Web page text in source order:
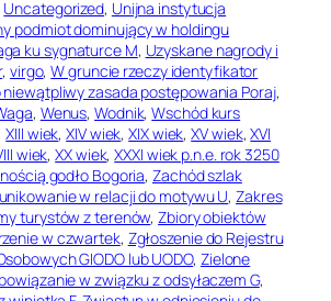
Uncategorized, Unijna instytucja
podmiot dominujący w holdingu
ku sygnaturce M, Uzyskane nagrody i
, virgo, W gruncie rzeczy identyfikator
niewątpliwy zasada postępowania Poraj
, Wenus, Wodnik, Wschód kurs
XIII wiek, XIV wiek, XIX wiek, XV wiek, XVI
wiek, XX wiek, XXXI wiek p.n.e. rok 3250
godło Bogoria, Zachód szlak
w relacji do motywu U, Zakres
turystów z terenów, Zbiory obiektów
w czwartek, Zgłoszenie do Rejestru
GIODO lub UODO, Zielone
w związku z odsyłaczem G